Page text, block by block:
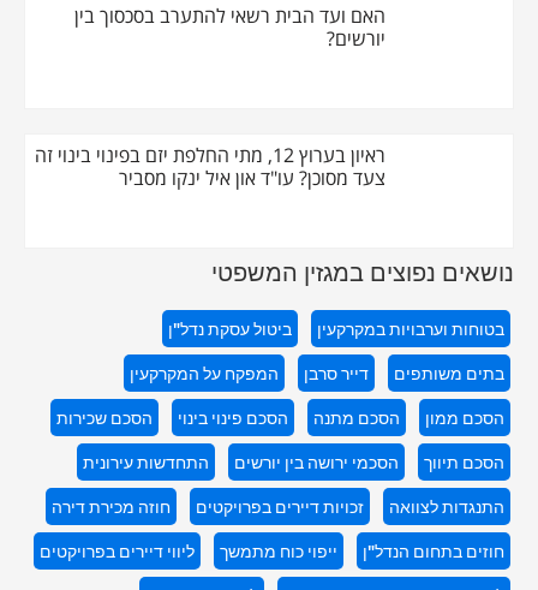
האם ועד הבית רשאי להתערב בסכסוך בין
יורשים?
ראיון בערוץ 12, מתי החלפת יזם בפינוי בינוי זה
צעד מסוכן? עו"ד און איל ינקו מסביר
נושאים נפוצים במגזין המשפטי
בטוחות וערבויות במקרקעין
ביטול עסקת נדל"ן
בתים משותפים
דייר סרבן
המפקח על המקרקעין
הסכם ממון
הסכם מתנה הסכם פינוי בינוי
הסכם שכירות
הסכם תיווך
הסכמי ירושה בין יורשים
התחדשות עירונית
התנגדות לצוואה
זכויות דיירים בפרויקטים
חוזה מכירת דירה
חוזים בתחום הנדל"ן
ייפוי כוח מתמשך
ליווי דיירים בפרויקטים